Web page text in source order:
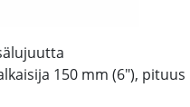
150 mm (6″), pituus